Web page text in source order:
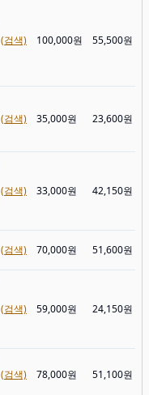
(검색) 100,000원 55,500원
(검색) 35,000원 23,600원
(검색) 33,000원 42,150원
(검색) 70,000원 51,600원
(검색) 59,000원 24,150원
(검색) 78,000원 51,100원